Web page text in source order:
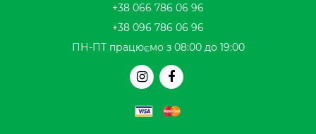
+38 066 786 06 96
+38 096 786 06 96
ПН-ПТ працюємо з 08:00 до 19:00